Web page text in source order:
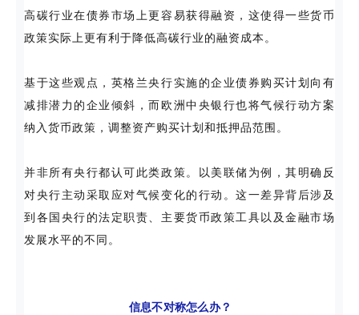
高碳行业在债券市场上更容易获得融资，这使得一些货币
政策实际上更有利于降低高碳行业的融资成本。
基于这些观点，英格兰央行实施的企业债券购买计划向有
减排潜力的企业倾斜，而欧洲中央银行也将气候行动方案
纳入货币政策，调整资产购买计划和抵押品范围。
并非所有央行都认可此类政策。以美联储为例，其明确反
对央行主动采取应对气候变化的行动。这一差异背后涉及
到各国央行的法定职责、主要货币政策工具以及金融市场
发展水平的不同。
信息不对称怎么办？